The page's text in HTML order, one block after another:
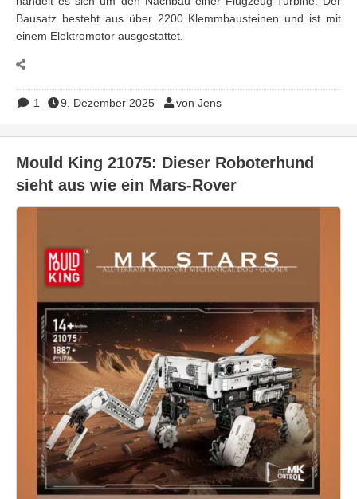
Bausatz besteht aus über 2200 Klemmbausteinen und ist mit
einem Elektromotor ausgestattet.
1 9. Dezember 2025 von Jens
Mould King 21075: Dieser Roboterhund
sieht aus wie ein Mars-Rover